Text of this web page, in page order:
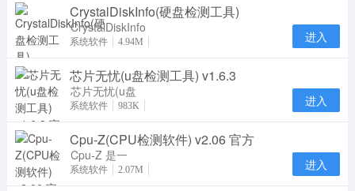
专业级别电脑
硬件
CrystalDiskInfo(硬盘检测工具)
CrystalDiskInfo
中文版是一款
盘检测工具,
系统软件 4.94M 进入
芯片无忧(u盘检测工具) v1.6.3
芯片无忧(u盘
检测工具)是
设备查看和维
护的
系统软件 983K 进入
Cpu-Z(CPU检测软件) v2.06 官方
Cpu-Z 是一
款计算机的
系统软件 2.07M 进入